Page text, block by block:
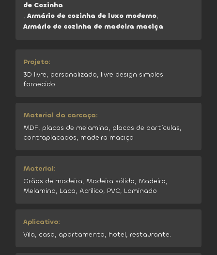
de Cozinha
, Armário de cozinha de luxo moderno,
Armário de cozinha de madeira maciça
Projeto:
3D livre, personalizado, livre design simples
fornecido
Material da carcaça:
MDF, placas de melamina, placas de partículas,
contraplacados, madeira maciça
Material:
Grãos de madeira, Madeira sólida, Madeira,
Melamina, Laca, Acrílico, PVC, Laminado
Aplicativo:
Vila, casa, apartamento, hotel, restaurante.